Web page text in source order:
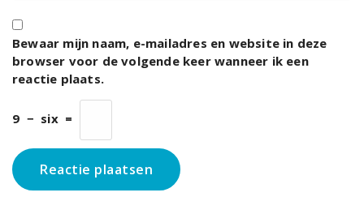
Bewaar mijn naam, e-mailadres en website in deze
browser voor de volgende keer wanneer ik een
reactie plaats.
9 − six =